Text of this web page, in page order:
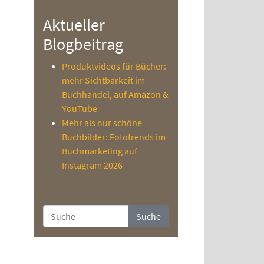
Aktueller
Blogbeitrag
Produktvideos für Bücher:
mehr Sichtbarkeit im
Buchhandel, auf Amazon &
YouTube
Mehr als nur schöne
Buchbilder: Fototrends im
Buchmarketing auf
Instagram 2026
Suche